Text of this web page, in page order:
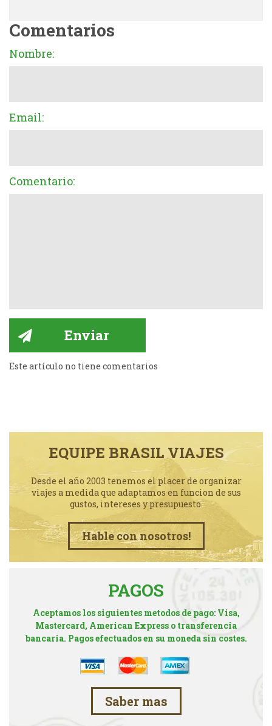
Comentarios
Nombre:
Email:
Comentario:
Este artículo no tiene comentarios
EQUIPE BRASIL VIAJES
Desde el año 2003 tenemos el placer de organizar
viajes a medida que adaptamos en funcion de sus
gustos, intereses y presupuesto.
Hable con nosotros!
PAGOS
Aceptamos los siguientes metodos de pago: Visa,
Mastercard, American Express o transferencia
bancaria. Pagos efectuados en su moneda sin costes.
Saber mas